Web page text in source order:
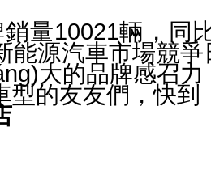
量10021輛，
在新能源汽車市場
大的品牌感召力
型的友友們，快到